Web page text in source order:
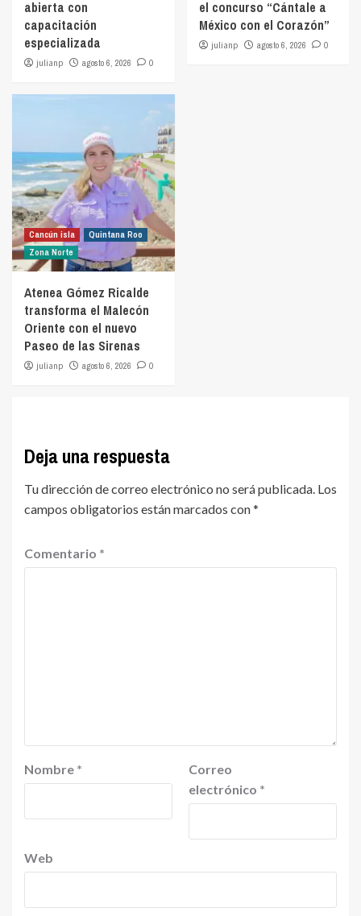
abierta con
capacitación
especializada
julianp agosto 6, 2026 0
el concurso “Cántale a
México con el Corazón”
julianp agosto 6, 2026 0
Cancún isla
Quintana Roo
Zona Norte
Atenea Gómez Ricalde
transforma el Malecón
Oriente con el nuevo
Paseo de las Sirenas
julianp agosto 6, 2026 0
Deja una respuesta
Tu dirección de correo electrónico no será publicada. Los
campos obligatorios están marcados con*
Comentario *
Nombre *
Correo
electrónico *
Web